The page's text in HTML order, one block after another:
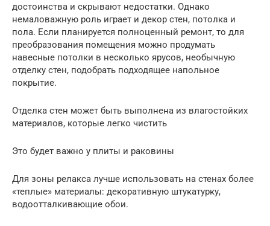
достоинства и скрывают недостатки. Однако
немаловажную роль играет и декор стен, потолка и
пола. Если планируется полноценный ремонт, то для
преобразования помещения можно продумать
навесные потолки в несколько ярусов, необычную
отделку стен, подобрать подходящее напольное
покрытие.
Отделка стен может быть выполнена из влагостойких
материалов, которые легко чистить
Это будет важно у плиты и раковины
Для зоны релакса лучше использовать на стенах более
«теплые» материалы: декоративную штукатурку,
водоотталкивающие обои.